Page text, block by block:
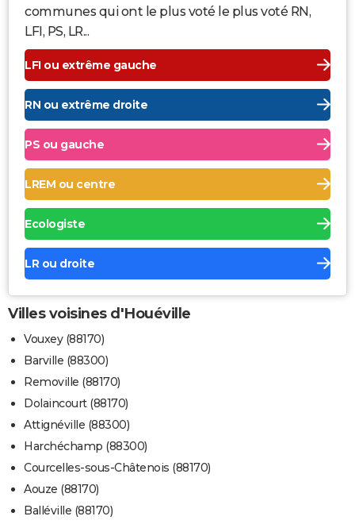
communes qui ont le plus voté le plus voté RN,
LFI, PS, LR...
LFI ou extrême gauche
RN ou extrême droite
PS ou gauche
LREM ou centre
Ecologiste
LR ou droite
Villes voisines d'Houéville
Vouxey (88170)
Barville (88300)
Removille (88170)
Dolaincourt (88170)
Attignéville (88300)
Harchéchamp (88300)
Courcelles-sous-Châtenois (88170)
Aouze (88170)
Balléville (88170)